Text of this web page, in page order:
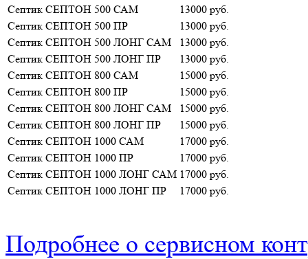
Септик СЕПТОН 500 САМ
13000 руб.
Септик СЕПТОН 500 ПР
13000 руб.
Септик СЕПТОН 500 ЛОНГ САМ
13000 руб.
Септик СЕПТОН 500 ЛОНГ ПР
13000 руб.
Септик СЕПТОН 800 САМ
15000 руб.
Септик СЕПТОН 800 ПР
15000 руб.
Септик СЕПТОН 800 ЛОНГ САМ
15000 руб.
Септик СЕПТОН 800 ЛОНГ ПР
15000 руб.
Септик СЕПТОН 1000 САМ
17000 руб.
Септик СЕПТОН 1000 ПР
17000 руб.
Септик СЕПТОН 1000 ЛОНГ САМ 17000 руб.
Септик СЕПТОН 1000 ЛОНГ ПР
17000 руб.
Подробнее о сервисном